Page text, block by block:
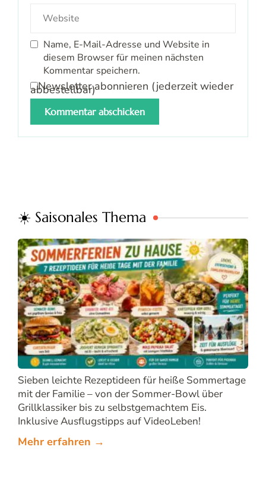
Name, E-Mail-Adresse und Website in
diesem Browser für meinen nächsten
Kommentar speichern.
Newsletter abonnieren (jederzeit wieder
abbestellbar)
☀️ Saisonales Thema
Sieben leichte Rezeptideen für heiße Sommertage
mit der Familie – von der Sommer-Bowl über
Grillklassiker bis zu selbstgemachtem Eis.
Inklusive Ausflugstipps auf VideoLeben!
Mehr erfahren →